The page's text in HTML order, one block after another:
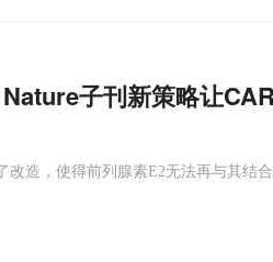
子刊新策略让
改造，使得前列腺素E2无法再与其结